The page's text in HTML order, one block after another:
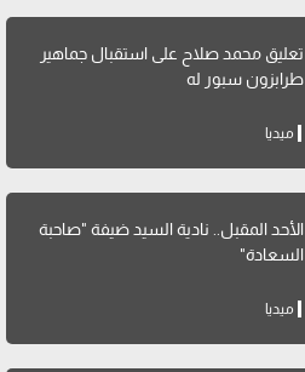
تعليق محمد صلاح على استقبال جماهير
طرابزون سبور له
ميديا
الأحد المقبل.. نادية السيد ضيفة "صاحبة
السعادة"
ميديا